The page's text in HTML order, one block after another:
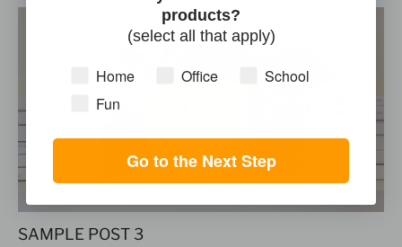
SAMPLE POST 3
products?
(select all that apply)
Home Office
School
Fun
Go to the Next Step